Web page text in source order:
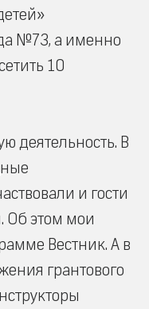
№73, а именно
10
деятельность. В
и гости
Об этом мои
Вестник. А в
грантового